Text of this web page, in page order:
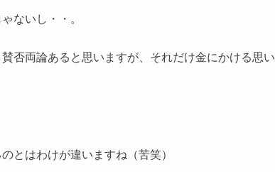
ないし・・。
否両論あると思いますが、それだけ金にかける思い
とはわけが違いますね（苦笑）